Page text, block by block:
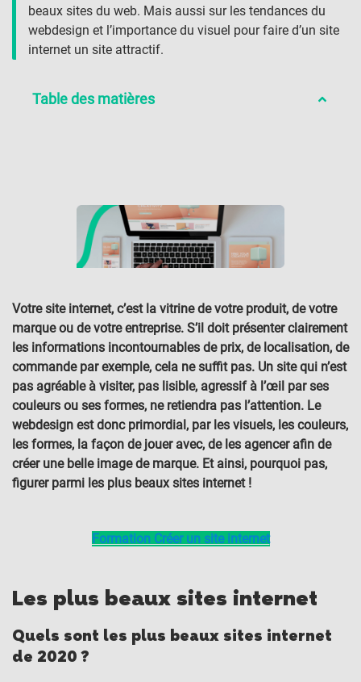
beaux sites du web. Mais aussi sur les tendances du
webdesign et l’importance du visuel pour faire d’un site
internet un site attractif.
Table des matières
Votre site internet, c’est la vitrine de votre produit, de votre
marque ou de votre entreprise. S’il doit présenter clairement
les informations incontournables de prix, de localisation, de
commande par exemple, cela ne suffit pas. Un site qui n’est
pas agréable à visiter, pas lisible, agressif à l’œil par ses
couleurs ou ses formes, ne retiendra pas l’attention. Le
webdesign est donc primordial, par les visuels, les couleurs,
les formes, la façon de jouer avec, de les agencer afin de
créer une belle image de marque. Et ainsi, pourquoi pas,
figurer parmi les plus beaux sites internet !
Formation Créer un site internet
Les plus beaux sites internet
Quels sont les plus beaux sites internet
de 2020 ?